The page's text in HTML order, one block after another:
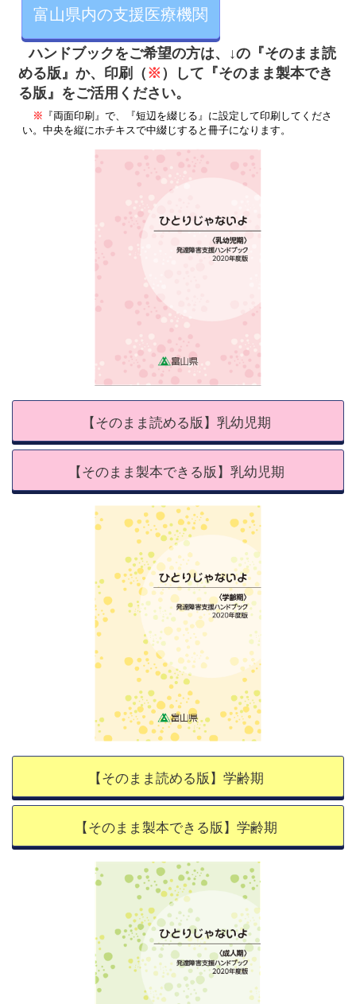
富山県内の支援医療機関
ハンドブックをご希望の方は、↓の『そのまま読
める版』か、印刷（ ※）して『そのまま製本でき
る版』をご活用ください。
※ 『両面印刷』で、『短辺を綴じる』に設定して印刷してくださ
い。中央を縦にホチキスで中綴じすると冊子になります。
【そのまま読める版】乳幼児期
【そのまま製本できる版】乳幼児期
【そのまま読める版】学齢期
【そのまま製本できる版】学齢期